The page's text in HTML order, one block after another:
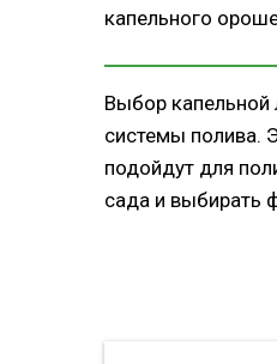
капельного
Выбор капельной
системы полива.
подойдут для
сада и выбирать